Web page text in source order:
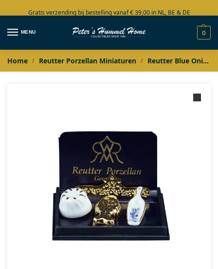
Gratis verzending bij bestelling vanaf € 39,00 in NL, BE & DE
Grote collectie in voorraad
MENU 0
Home / Reutter Porzellan Miniaturen / Reutter Blue Onion Gold